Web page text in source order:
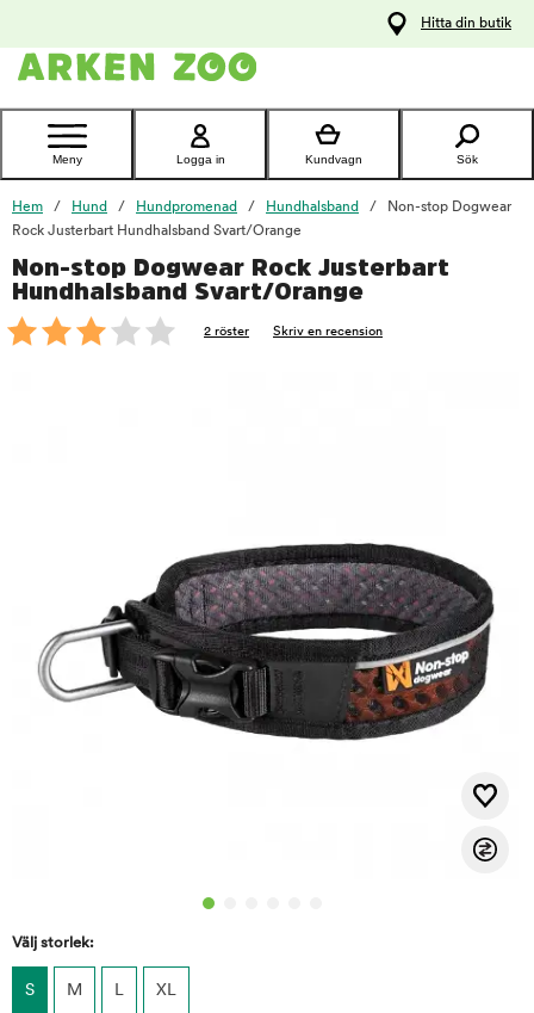
Kontakta
Hitta din butik
Meny Logga in Kundvagn Sök
Hem Hund Hundpromenad Hundhalsband
Non-stop Dogwear
Rock Justerbart Hundhalsband Svart/Orange
Non-stop Dogwear Rock Justerbart
Hundhalsband Svart/Orange
2 röster Skriv en recension
Välj storlek:
S M L XL
foo